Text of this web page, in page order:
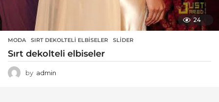
24
MODA SIRT DEKOLTELI ELBISELER ,SLIDER
Sırt dekolteli elbiseler
by admin